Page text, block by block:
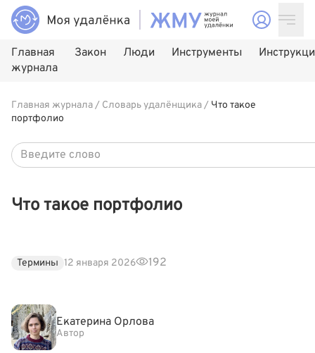
Главная
журнала
Закон Люди Инструменты
Главная журнала/ Словарь удалёнщика/ Что такое
портфолио
Что такое портфолио
Термины 12 января 2026 192
Екатерина Орлова
Автор